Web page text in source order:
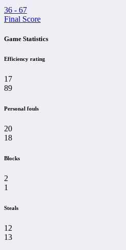
36 - 67
Final Score
Game Statistics
Efficiency rating
17
89
Personal fouls
20
18
Blocks
2
1
Steals
12
13